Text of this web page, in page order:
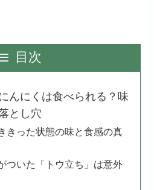
目次
んにくは食べられる？味
とし穴
きった状態の味と食感の真
ついた「トウ立ち」は意外